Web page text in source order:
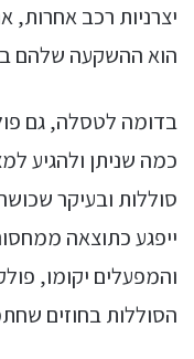
יצרניות רכב אחרות,
הוא ההשקעה שלהם
בדומה לטסלה, גם
כמה שניתן ולהגיע
סוללות ובעיקר
ייפגע כתוצאה
והמפעלים יקומו,
הסוללות בחוזים